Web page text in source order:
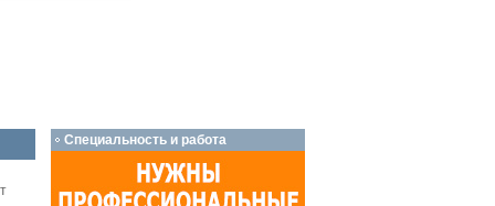
Специальность и работа